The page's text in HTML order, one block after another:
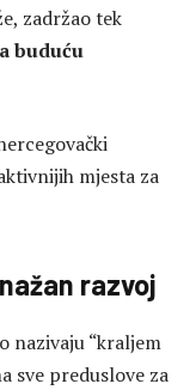
zadržao tek
buduću
mjesta za
razvoj
nazivaju “kraljem
sve preduslove za